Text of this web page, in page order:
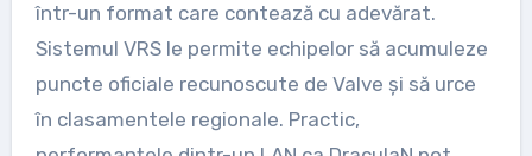
într-un format care contează cu adevărat.
Sistemul VRS le permite echipelor să acumuleze
puncte oficiale recunoscute de Valve și să urce
în clasamentele regionale. Practic,